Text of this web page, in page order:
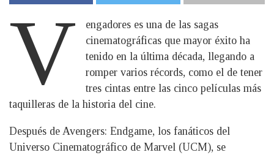
V
engadores es una de las sagas
cinematográficas que mayor éxito ha
tenido en la última década, llegando a
romper varios récords, como el de tener
tres cintas entre las cinco películas más
taquilleras de la historia del cine.
Después de Avengers: Endgame, los fanáticos del
Universo Cinematográfico de Marvel (UCM), se